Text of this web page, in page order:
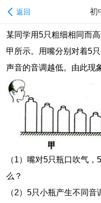
返回 初
某同学用5只粗细相同而
甲所示。用嘴分别对着5
声音的音调越低。由此现
（1）嘴对5只瓶口吹气
么？
（2）5只小瓶产生不同音